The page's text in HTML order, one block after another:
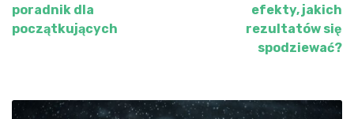
wpisu
poradnik dla
początkujących
efekty, jakich
rezultatów się
spodziewać?